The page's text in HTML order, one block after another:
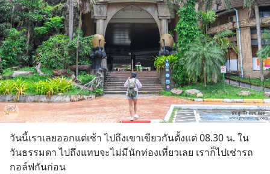
วันนี้เราเลยออกแต่เช้า ไปถึงเขาเขียวกันตั้งแต่ 08.30 น. ใน
วันธรรมดา ไปถึงแทบจะไม่มีนักท่องเที่ยวเลย เราก็ไปเช่ารถ
กอล์ฟกันก่อน